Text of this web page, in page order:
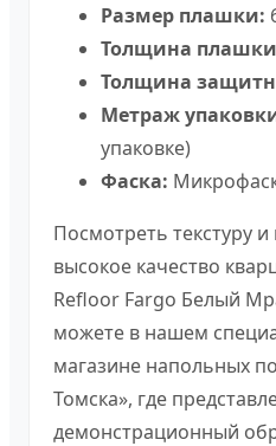
Размер плашки:
Толщина
Толщина
Метраж
упаковке)
Фаска:
Посмотреть текстуру
высокое качество
Refloor Fargo Белый
можете в нашем
магазине напольных
Томска», где
демонстрационный